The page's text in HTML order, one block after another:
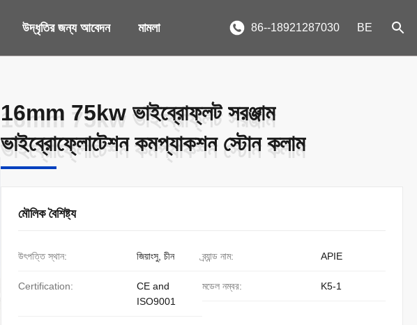
উদ্ধৃতির জন্য আবেদন মামলা 86--18921287030 BE
16mm 75kw ভাইব্রোফ্লট সরঞ্জাম
ভাইব্রোফ্লোটেশন কমপ্যাকশন স্টোন কলাম
16mm 75kw ভাইব্রোফ্লট সরঞ্জাম
ভাইব্রোফ্লোটেশন কমপ্যাকশন স্টোন কলাম
মৌলিক বৈশিষ্ট্য
উৎপত্তি স্থান: জিয়াংসু, চীন ব্র্যান্ড নাম: APIE
Certification:
CE and
ISO9001
মডেল নম্বর: K5-1